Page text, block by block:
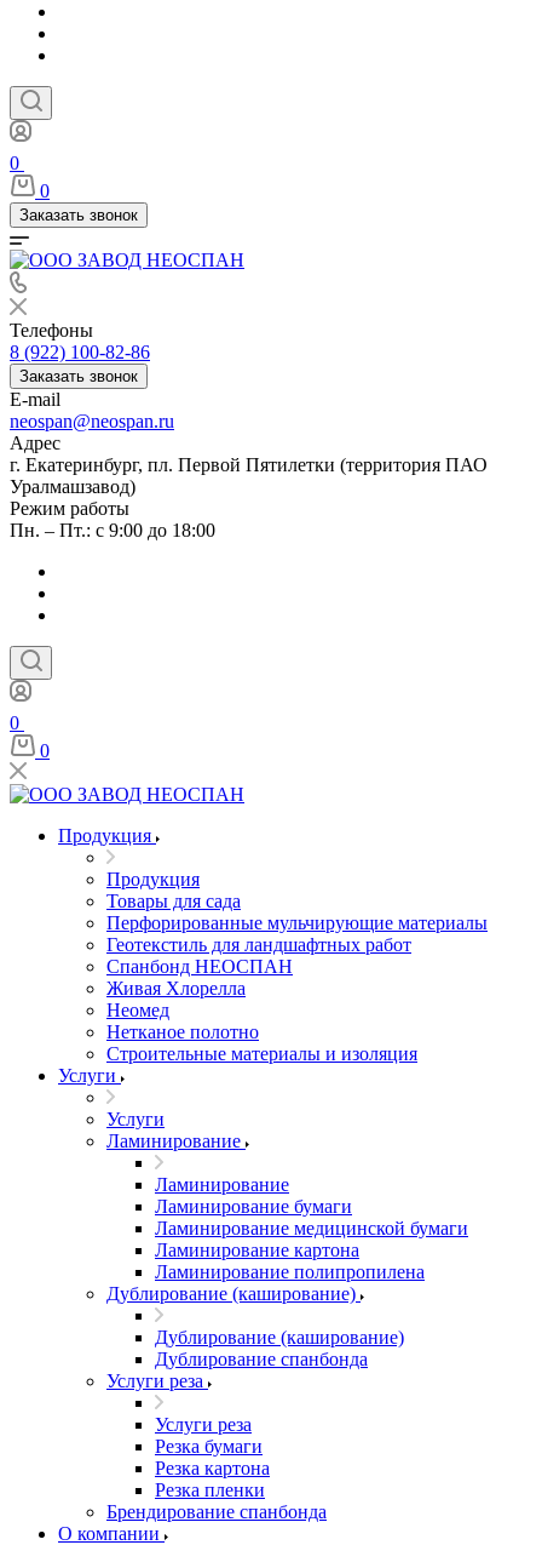
0
0
Заказать звонок
Телефоны
8 (922) 100-82-86
Заказать звонок
E-mail
neospan@neospan.ru
Адрес
г. Екатеринбург, пл. Первой Пятилетки (территория ПАО
Уралмашзавод)
Режим работы
Пн. – Пт.: с 9:00 до 18:00
0
0
Продукция
Продукция
Товары для сада
Перфорированные мульчирующие материалы
Геотекстиль для ландшафтных работ
Спанбонд НЕОСПАН
Живая Хлорелла
Нeомед
Нетканое полотно
Строительные материалы и изоляция
Услуги
Услуги
Ламинирование
Ламинирование
Ламинирование бумаги
Ламинирование медицинской бумаги
Ламинирование картона
Ламинирование полипропилена
Дублирование (каширование)
Дублирование (каширование)
Дублирование спанбонда
Услуги реза
Услуги реза
Резка бумаги
Резка картона
Резка пленки
Брендирование спанбонда
О компании